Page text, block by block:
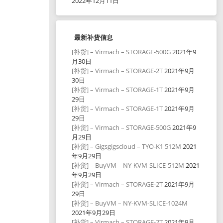
最新补货信息
[补货] – Virmach – STORAGE-500G2021年9
月30日
[补货] – Virmach – STORAGE-2T2021年9月
30日
[补货] – Virmach – STORAGE-1T2021年9月
29日
[补货] – Virmach – STORAGE-1T2021年9月
29日
[补货] – Virmach – STORAGE-500G2021年9
月29日
[补货] – Gigsgigscloud – TYO-K1 512M 2021
年9月29日
[补货] – BuyVM – NY-KVM-SLICE-512M 2021
年9月29日
[补货] – Virmach – STORAGE-2T2021年9月
29日
[补货] – BuyVM – NY-KVM-SLICE-1024M
2021年9月29日